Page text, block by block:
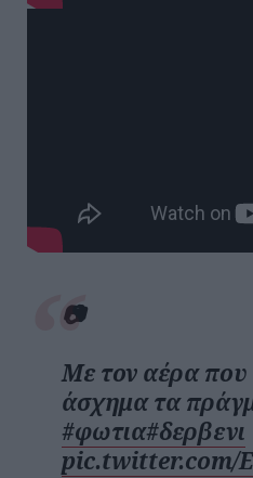
📷
Με τον αέρα που
άσχημα τα
#φωτια#δερβενι
pic.twitter.com/